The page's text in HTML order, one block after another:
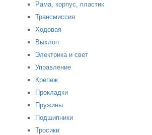
Рама, корпус, пластик
Трансмиссия
Ходовая
Выхлоп
Электрика и свет
Управление
Крепеж
Прокладки
Пружины
Подшипники
Тросики